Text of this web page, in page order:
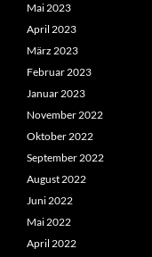
Mai 2023
April 2023
März 2023
Februar 2023
Januar 2023
November 2022
Oktober 2022
September 2022
August 2022
Juni 2022
Mai 2022
April 2022